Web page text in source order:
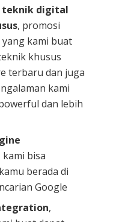
teknik digital
, promosi
kami buat
khusus
terbaru dan juga
kami
dan lebih
kami bisa
berada di
Google
,